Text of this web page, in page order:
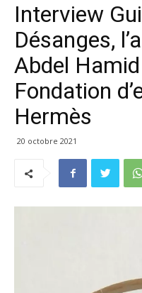
Interview
Désanges,
Abdel
Fondation
Hermès
20 octobre 2021